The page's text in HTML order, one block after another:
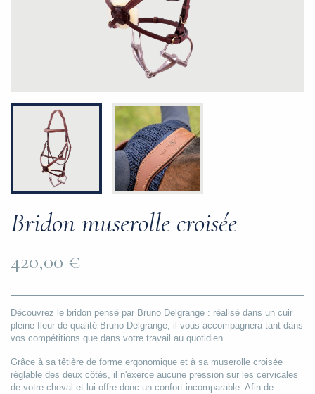
Bridon muserolle croisée
420,00 €
Découvrez le bridon pensé par Bruno Delgrange : réalisé dans un cuir
pleine fleur de qualité Bruno Delgrange, il vous accompagnera tant dans
vos compétitions que dans votre travail au quotidien.
Grâce à sa têtière de forme ergonomique et à sa muserolle croisée
réglable des deux côtés, il n'exerce aucune pression sur les cervicales
de votre cheval et lui offre donc un confort incomparable. Afin de